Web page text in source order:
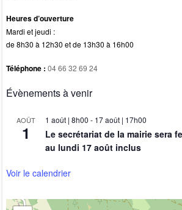
Heures d’ouverture
Mardi et jeudi :
de 8h30 à 12h30 et de 13h30 à 16h00
Téléphone : 04 66 32 69 24
Évènements à venir
AOÛT
1
1 août | 8h00 - 17 août | 17h00
Le secrétariat de la mairie sera
au lundi 17 août inclus
Voir le calendrier